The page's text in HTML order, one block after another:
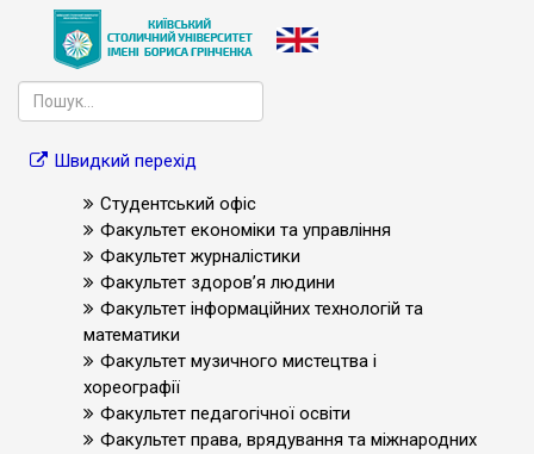
Швидкий перехід
Студентський офіс
Факультет економіки та управління
Факультет журналістики
Факультет здоров’я людини
Факультет інформаційних технологій та
математики
Факультет музичного мистецтва і
хореографії
Факультет педагогічної освіти
Факультет права, врядування та міжнародних